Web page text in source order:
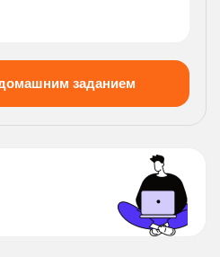
заданием